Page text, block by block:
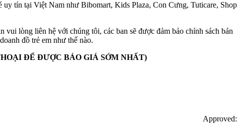
tín tại Việt Nam như Bibomart, Kids Plaza, Con Cưng, Tuticare, Shop
lòng liên hệ với chúng tôi, các ban sẽ được đảm bảo chính sách bán
đồ trẻ em như thế nào.
ĐỂ ĐƯỢC BÁO GIÁ SỚM NHẤT)
Approved: